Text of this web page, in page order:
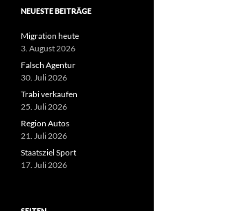
NEUESTE BEITRÄGE
Migration heute
3. August 2026
Falsch Agentur
30. Juli 2026
Trabi verkaufen
25. Juli 2026
Region Autos
21. Juli 2026
Staatsziel Sport
17. Juli 2026